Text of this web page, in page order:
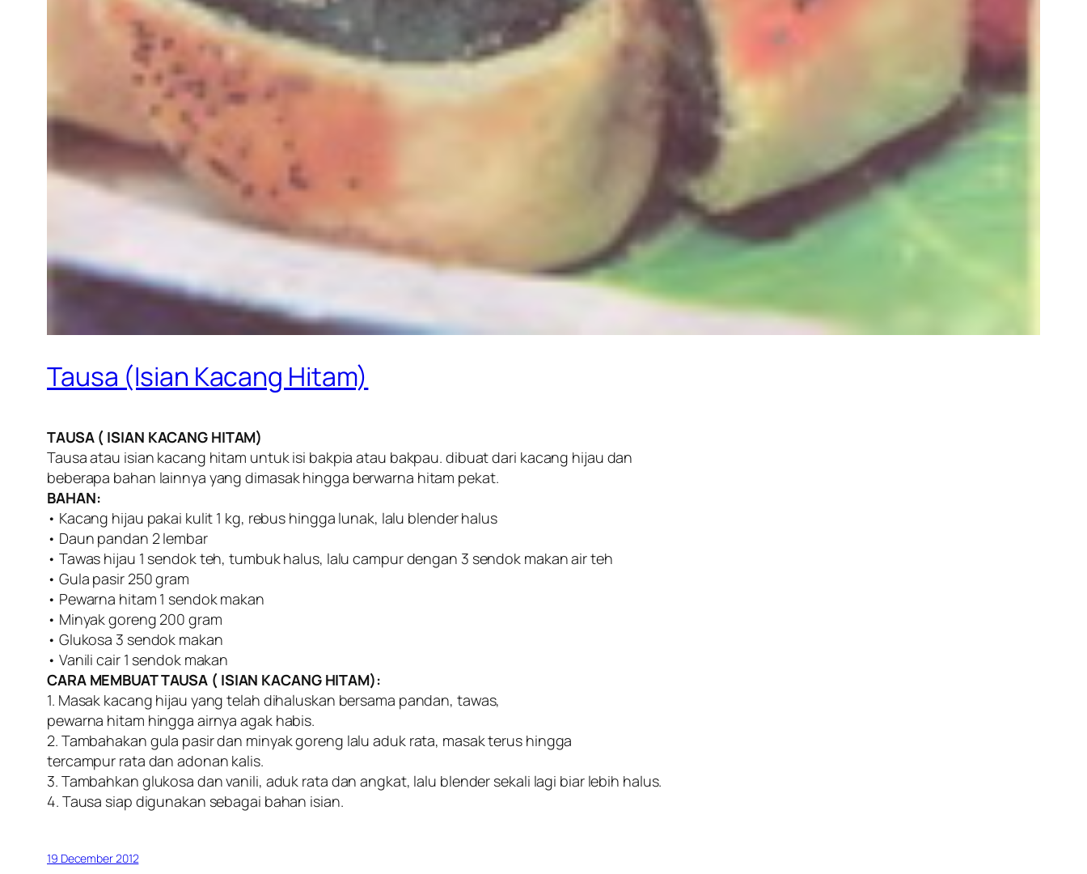
Tausa (Isian Kacang Hitam)
TAUSA ( ISIAN KACANG HITAM)
Tausa atau isian kacang hitam untuk isi bakpia atau bakpau. dibuat dari kacang hijau dan
beberapa bahan lainnya yang dimasak hingga berwarna hitam pekat.
BAHAN:
• Kacang hijau pakai kulit 1 kg, rebus hingga lunak, lalu blender halus
• Daun pandan 2 lembar
• Tawas hijau 1 sendok teh, tumbuk halus, lalu campur dengan 3 sendok makan air teh
• Gula pasir 250 gram
• Pewarna hitam 1 sendok makan
• Minyak goreng 200 gram
• Glukosa 3 sendok makan
• Vanili cair 1 sendok makan
CARA MEMBUAT TAUSA ( ISIAN KACANG HITAM):
1. Masak kacang hijau yang telah dihaluskan bersama pandan, tawas,
pewarna hitam hingga airnya agak habis.
2. Tambahakan gula pasir dan minyak goreng lalu aduk rata, masak terus hingga
tercampur rata dan adonan kalis.
3. Tambahkan glukosa dan vanili, aduk rata dan angkat, lalu blender sekali lagi biar lebih halus.
4. Tausa siap digunakan sebagai bahan isian.
19 December 2012